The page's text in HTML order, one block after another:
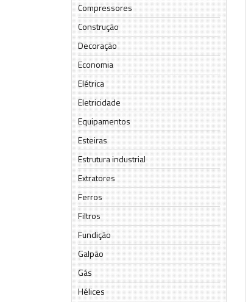
Compressores
Construção
Decoração
Economia
Elétrica
Eletricidade
Equipamentos
Esteiras
Estrutura industrial
Extratores
Ferros
Filtros
Fundição
Galpão
Gás
Hélices